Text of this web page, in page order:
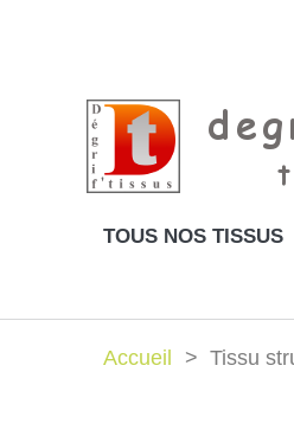
TOUS NOS TISSUS
Accueil Tissu